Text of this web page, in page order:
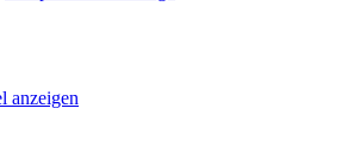
anzeigen